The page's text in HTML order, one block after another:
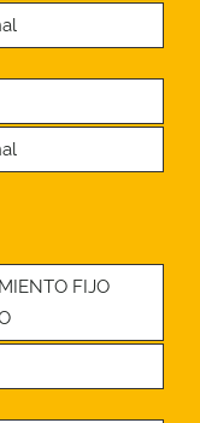
FIJO